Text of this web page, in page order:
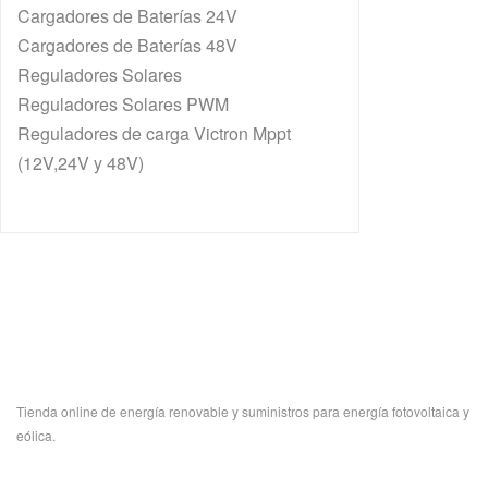
Cargadores de Baterías 24V
Cargadores de Baterías 48V
Reguladores Solares
Reguladores Solares PWM
Reguladores de carga Victron Mppt
(12V,24V y 48V)
Tienda online de energía renovable y suministros para energía fotovoltaica y
eólica.